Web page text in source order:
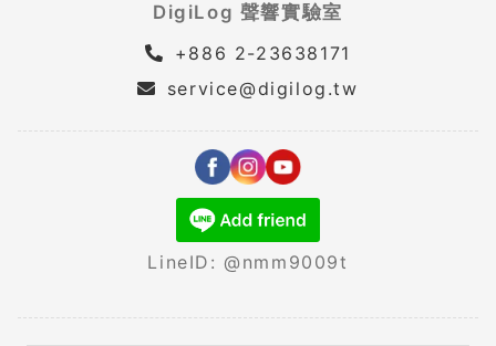
DigiLog 聲響實驗室
+886 2-23638171
service@digilog.tw
LineID: @nmm9009t